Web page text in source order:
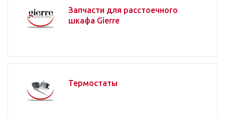
Запчасти для расстоечного
шкафа Gierre
Термостаты